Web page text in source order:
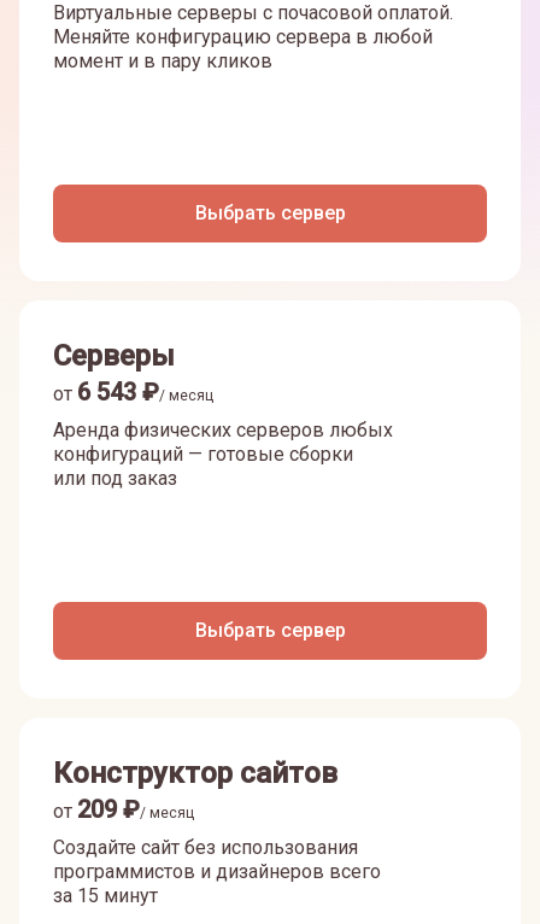
Виртуальные серверы с почасовой оплатой.
Меняйте конфигурацию сервера в любой
момент и в пару кликов
Выбрать сервер
Серверы
от 6 543 ₽/ месяц
Аренда физических серверов любых
конфигураций — готовые сборки
или под заказ
Выбрать сервер
Конструктор сайтов
от 209₽/ месяц
Создайте сайт без использования
программистов и дизайнеров всего
за 15 минут